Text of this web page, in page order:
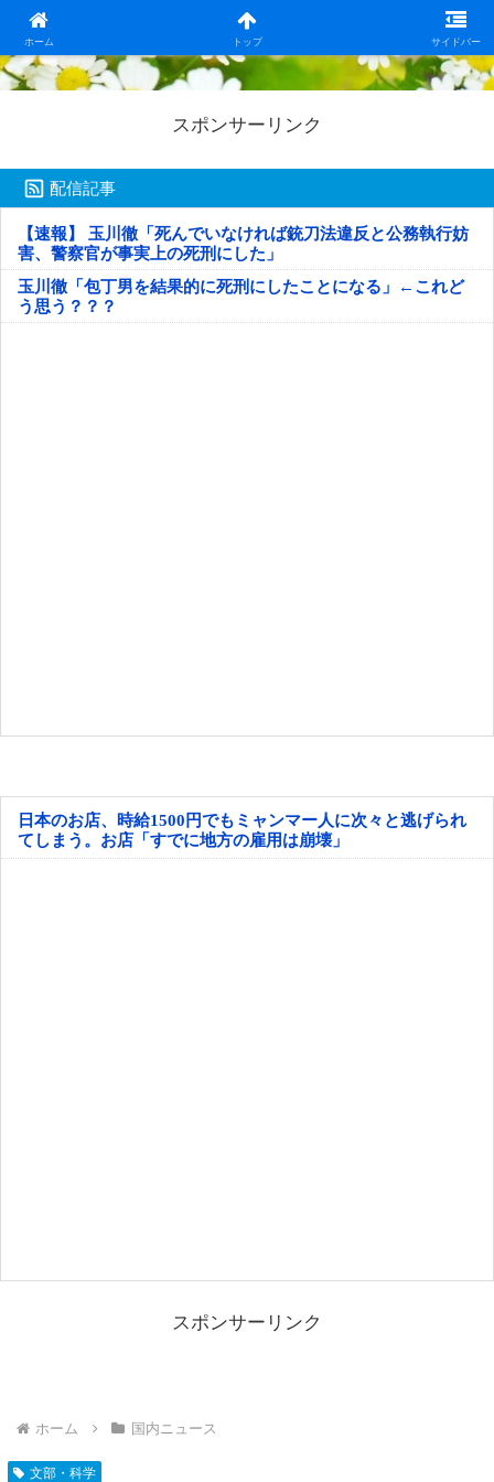
ホーム トップ サイドバー
日本第一！ニュース録
スポンサーリンク
配信記事
【速報】 玉川徹「死んでいなければ銃刀法違反と公務執行妨
害、警察官が事実上の死刑にした」
玉川徹「包丁男を結果的に死刑にしたことになる」←これど
う思う？？？
日本のお店、時給1500円でもミャンマー人に次々と逃げられ
てしまう。お店「すでに地方の雇用は崩壊」
スポンサーリンク
ホーム 国内ニュース
文部・科学